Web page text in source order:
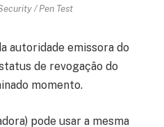
/ Pen Test
autoridade emissora do
de revogação do
momento.
pode usar a mesma